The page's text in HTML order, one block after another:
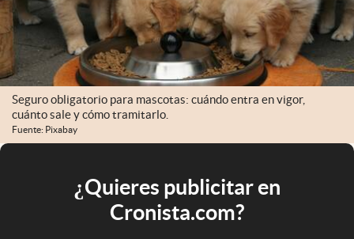
Seguro obligatorio para mascotas: cuándo entra en vigor,
cuánto sale y cómo tramitarlo.
Fuente: Pixabay
¿Quieres publicitar en
Cronista.com?